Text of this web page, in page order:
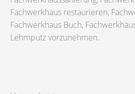
Fachwerkhaus restaurieren,
Fachwerkhaus Buch,
Lehmputz vorzunehmen.